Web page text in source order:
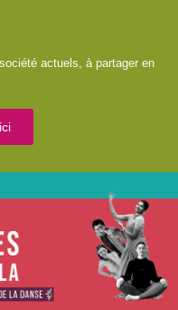
actuels, à partager en